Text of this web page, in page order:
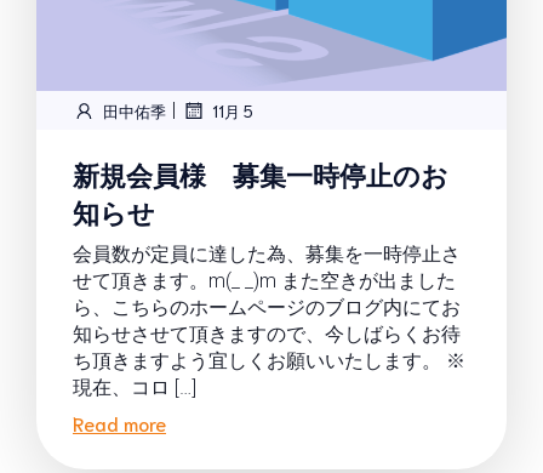
田中佑季 | 11月 5
新規会員様 募集一時停止のお
知らせ
会員数が定員に達した為、募集を一時停止さ
せて頂きます。m(_ _)m また空きが出ました
ら、こちらのホームページのブログ内にてお
知らせさせて頂きますので、今しばらくお待
ち頂きますよう宜しくお願いいたします。 ※
現在、コロ […]
Read more